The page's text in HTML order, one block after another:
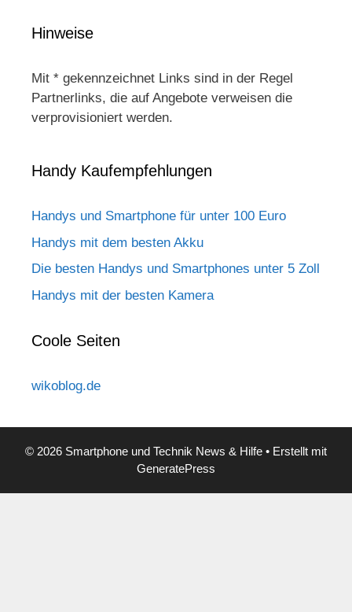
Hinweise
Mit * gekennzeichnet Links sind in der Regel
Partnerlinks, die auf Angebote verweisen die
verprovisioniert werden.
Handy Kaufempfehlungen
Handys und Smartphone für unter 100 Euro
Handys mit dem besten Akku
Die besten Handys und Smartphones unter 5 Zoll
Handys mit der besten Kamera
Coole Seiten
wikoblog.de
© 2026 Smartphone und Technik News & Hilfe • Erstellt mit
GeneratePress